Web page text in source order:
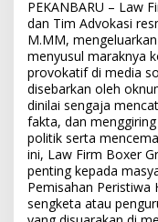
PEKANBARU – Law
dan Tim Advokasi
M.MM,
menyusul maraknya
provokatif di media
disebarkan oleh
dinilai sengaja
fakta, dan
politik serta
ini, Law Firm Boxer
penting kepada
Pemisahan Peristiwa
sengketa atau